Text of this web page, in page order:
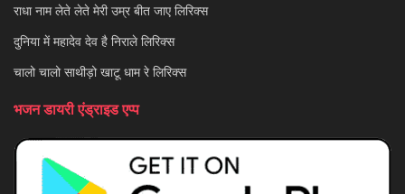
राधा नाम लेते लेते मेरी उम्र बीत जाए लिरिक्स
दुनिया में महादेव देव है निराले लिरिक्स
चालो चालो साथीड़ो खाटू धाम रे लिरिक्स
भजन डायरी एंड्राइड एप्प